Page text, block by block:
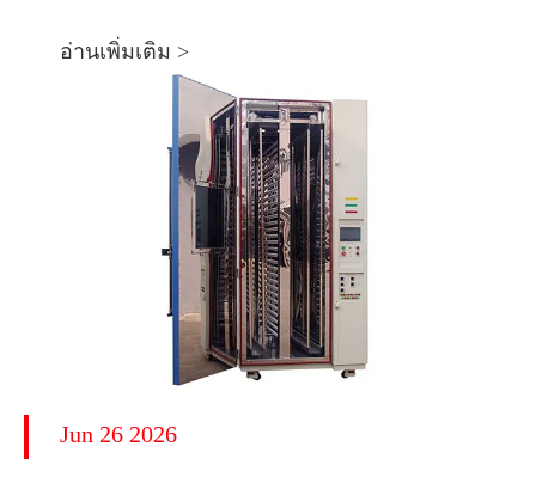
อ่านเพิ่มเติม >
Jun 26 2026